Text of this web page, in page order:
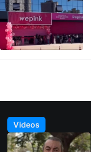
Videos